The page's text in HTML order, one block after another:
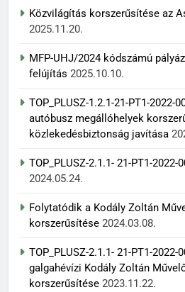
Közvilágítás korszerűsítése az
2025.11.20.
MFP-UHJ/2024 kódszámú
felújítás 2025.10.10.
TOP_PLUSZ-1.2.1-21-PT1-2022-
autóbusz megállóhelyek
közlekedésbiztonság javítása
TOP_PLUSZ-2.1.1- 21-PT1-
2024.05.24.
Folytatódik a Kodály Zoltán
korszerűsítése 2024.03.08.
TOP_PLUSZ-2.1.1- 21-PT1-
galgahévízi Kodály Zoltán
korszerűsítése 2023.11.22.